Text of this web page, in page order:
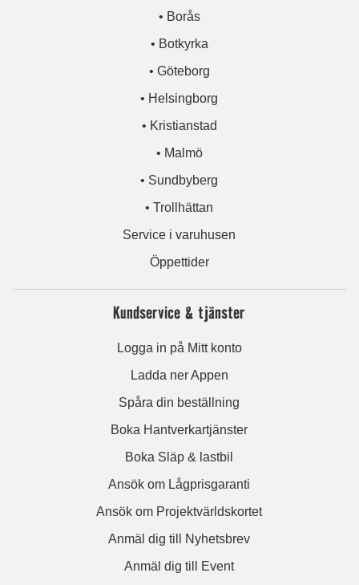
• Borås
• Botkyrka
• Göteborg
• Helsingborg
• Kristianstad
• Malmö
• Sundbyberg
• Trollhättan
Service i varuhusen
Öppettider
Kundservice & tjänster
Logga in på Mitt konto
Ladda ner Appen
Spåra din beställning
Boka Hantverkartjänster
Boka Släp & lastbil
Ansök om Lågprisgaranti
Ansök om Projektvärldskortet
Anmäl dig till Nyhetsbrev
Anmäl dig till Event